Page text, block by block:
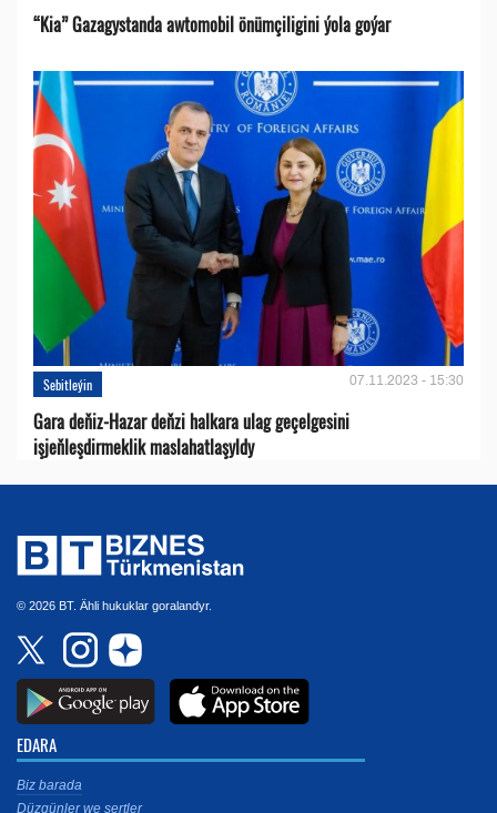
“Kia” Gazagystanda awtomobil önümçiligini ýola goýar
Sebitleýin 07.11.2023 - 15:30
Gara deňiz-Hazar deňzi halkara ulag geçelgesini
işjeňleşdirmeklik maslahatlaşyldy
© 2026 BT. Ähli hukuklar goralandyr.
EDARA
Biz barada
Düzgünler we şertler